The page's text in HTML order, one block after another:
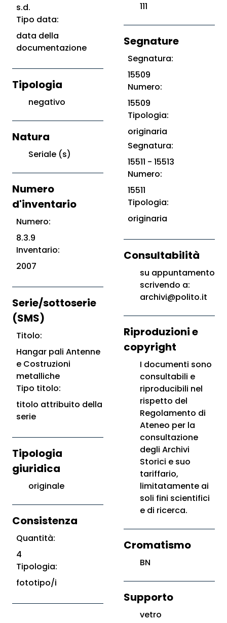
s.d.
Tipo data:
data della
documentazione
Tipologia
negativo
Natura
Seriale (s)
Numero
d'inventario
Numero:
8.3.9
Inventario:
2007
Serie/sottoserie
(SMS)
Titolo:
Hangar pali Antenne
e Costruzioni
metalliche
Tipo titolo:
titolo attribuito della
serie
Tipologia
giuridica
originale
Consistenza
Quantità:
4
Tipologia:
fototipo/i
111
Segnature
Segnatura:
15509
Numero:
15509
Tipologia:
originaria
Segnatura:
15511 - 15513
Numero:
15511
Tipologia:
originaria
Consultabilità
su appuntamento
scrivendo a:
archivi@polito.it
Riproduzioni e
copyright
I documenti sono
consultabili e
riproducibili nel
rispetto del
Regolamento di
Ateneo per la
consultazione
degli Archivi
Storici e suo
tariffario,
limitatamente ai
soli fini scientifici
e di ricerca.
Cromatismo
BN
Supporto
vetro